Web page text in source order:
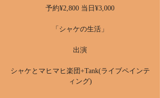
予約¥2,800 当日¥3,000
「シャケの生活」
出演
シャケとマヒマヒ楽団+Tank(ライブペインテ
ィング)